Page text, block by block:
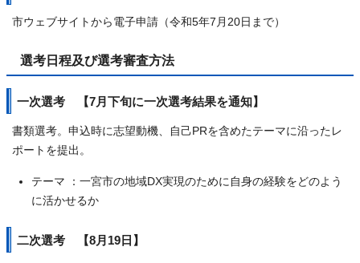
市ウェブサイトから電子申請（令和5年7月20日まで）
選考日程及び選考審査方法
一次選考 【7月下旬に一次選考結果を通知】
書類選考。申込時に志望動機、自己PRを含めたテーマに沿ったレ
ポートを提出。
テーマ ：一宮市の地域DX実現のために自身の経験をどのよう
に活かせるか
二次選考 【8月19日】